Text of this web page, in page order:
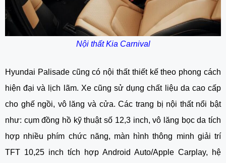
Nội thất Kia Carnival
Hyundai Palisade cũng có nội thất thiết kế theo phong cách
hiện đại và lịch lãm. Xe cũng sử dụng chất liệu da cao cấp
cho ghế ngồi, vô lăng và cửa. Các trang bị nội thất nổi bật
như: cụm đồng hồ kỹ thuật số 12,3 inch, vô lăng bọc da tích
hợp nhiều phím chức năng, màn hình thông minh giải trí
TFT 10,25 inch tích hợp Android Auto/Apple Carplay, hệ